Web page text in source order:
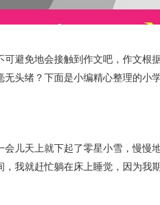
避免地会接触到作文吧，作文根
头绪？下面是小编精心整理的小
儿天上就下起了零星小雪，慢慢
我就赶忙躺在床上睡觉，因为我